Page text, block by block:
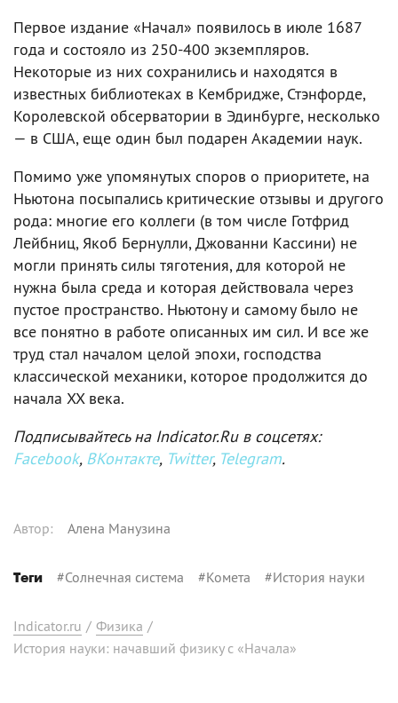
Первое издание «Начал» появилось в июле 1687
года и состояло из 250-400 экземпляров.
Некоторые из них сохранились и находятся в
известных библиотеках в Кембридже, Стэнфорде,
Королевской обсерватории в Эдинбурге, несколько
— в США, еще один был подарен Академии наук.
Помимо уже упомянутых споров о приоритете, на
Ньютона посыпались критические отзывы и другого
рода: многие его коллеги (в том числе Готфрид
Лейбниц, Якоб Бернулли, Джованни Кассини) не
могли принять силы тяготения, для которой не
нужна была среда и которая действовала через
пустое пространство. Ньютону и самому было не
все понятно в работе описанных им сил. И все же
труд стал началом целой эпохи, господства
классической механики, которое продолжится до
начала XX века.
Подписывайтесь на Indicator.Ru в соцсетях:
Facebook, ВКонтакте, Twitter, Telegram.
Автор: Алена Манузина
Теги #Солнечная система #Комета #История науки
Indicator.ru / Физика /
История науки: начавший физику с «Начала»